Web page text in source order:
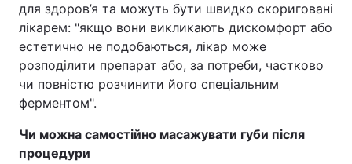
для здоров’я та можуть бути швидко скориговані
лікарем: "якщо вони викликають дискомфорт або
естетично не подобаються, лікар може
розподілити препарат або, за потреби, частково
чи повністю розчинити його спеціальним
ферментом".
Чи можна самостійно масажувати губи після
процедури